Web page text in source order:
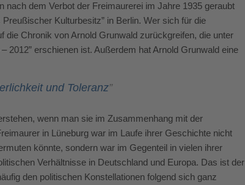
nach dem Verbot der Freimaurerei im Jahre 1935 geraubt
Kulturbesitz” in Berlin. Wer sich für die
Chronik von Arnold Grunwald zurückgreifen, die unter
2012” erschienen ist. Außerdem hat Arnold Grunwald eine
und Toleranz”
wenn man sie im Zusammenhang mit der
in Lüneburg war im Laufe ihrer Geschichte nicht
könnte, sondern war im Gegenteil in vielen ihrer
Verhältnisse in Deutschland und Europa. Das ist der
den politischen Konstellationen folgend sich ganz